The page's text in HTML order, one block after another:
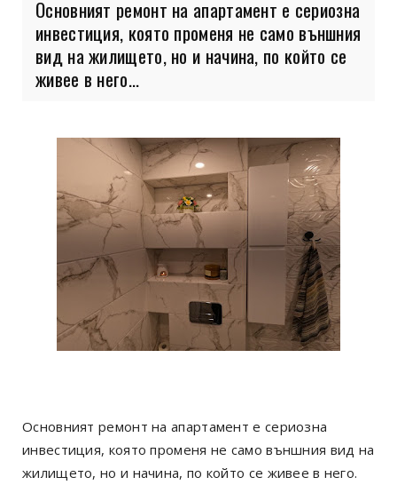
Основният ремонт на апартамент е сериозна
инвестиция, която променя не само външния
вид на жилището, но и начина, по който се
живее в него...
Основният ремонт на апартамент е сериозна
инвестиция, която променя не само външния вид на
жилището, но и начина, по който се живее в него.